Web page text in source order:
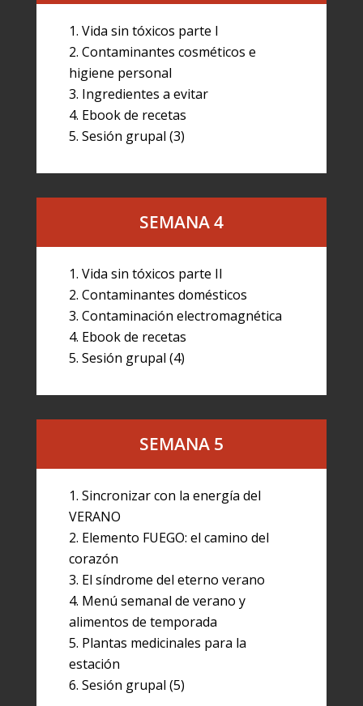
Vida sin tóxicos parte I
Contaminantes cosméticos e
higiene personal
Ingredientes a evitar
Ebook de recetas
Sesión grupal (3)
SEMANA 4
Vida sin tóxicos parte II
Contaminantes domésticos
Contaminación electromagnética
Ebook de recetas
Sesión grupal (4)
SEMANA 5
Sincronizar con la energía del
VERANO
Elemento FUEGO: el camino del
corazón
El síndrome del eterno verano
Menú semanal de verano y
alimentos de temporada
Plantas medicinales para la
estación
Sesión grupal (5)